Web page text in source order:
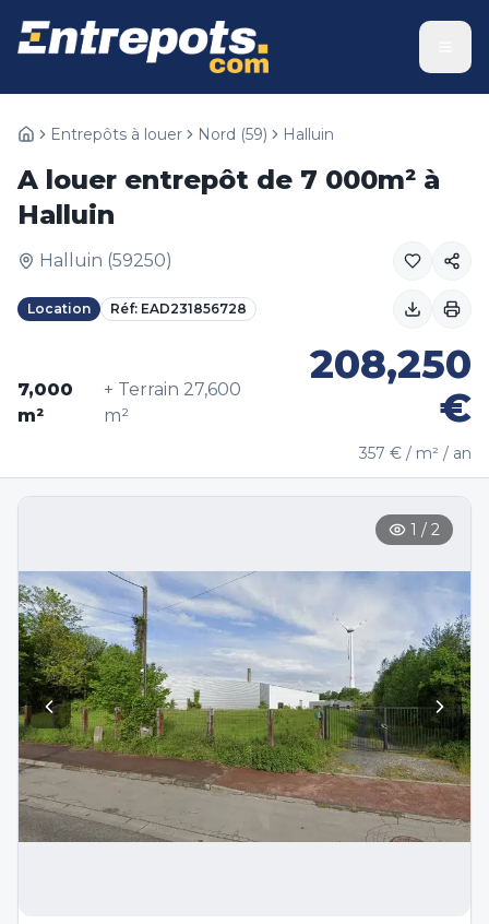
Entrepôts à louer Nord (59) Halluin
A louer entrepôt de 7 000m² à
Halluin
Halluin (59250)
Location Réf: EAD231856728
7,000
m²
+ Terrain 27,600
m²
208,250
€
357 € / m² / an
1 / 2